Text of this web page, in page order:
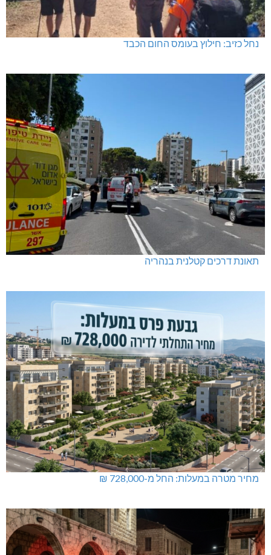
נחל כזיב: חילוץ בעומס החום הכבד
תאונת דרכים קטלנית בנהריה
מחיר מטרה במעלות: החל מ-728,000 ₪